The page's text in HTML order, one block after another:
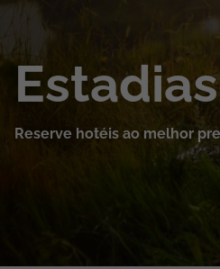
Cruzeiros
Promoções
Reserve hotéis ao melhor